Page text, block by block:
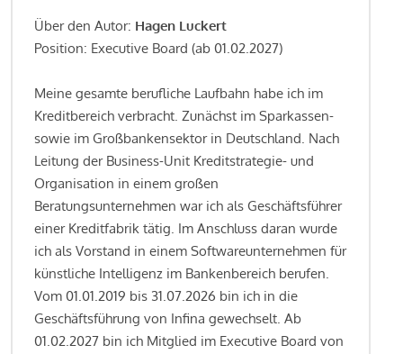
Über den Autor: Hagen Luckert
Position: Executive Board (ab 01.02.2027)
Meine gesamte berufliche Laufbahn habe ich im
Kreditbereich verbracht. Zunächst im Sparkassen-
sowie im Großbankensektor in Deutschland. Nach
Leitung der Business-Unit Kreditstrategie- und
Organisation in einem großen
Beratungsunternehmen war ich als Geschäftsführer
einer Kreditfabrik tätig. Im Anschluss daran wurde
ich als Vorstand in einem Softwareunternehmen für
künstliche Intelligenz im Bankenbereich berufen.
Vom 01.01.2019 bis 31.07.2026 bin ich in die
Geschäftsführung von Infina gewechselt. Ab
01.02.2027 bin ich Mitglied im Executive Board von